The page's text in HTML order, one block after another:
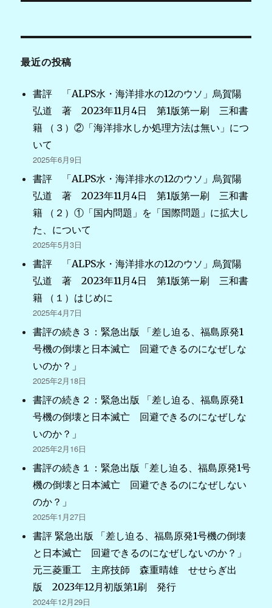
ゲ
ー
シ
ョ
ン
最近の投稿
書評 「ALPS水・海洋排水の12のウソ」烏賀陽
弘道 著 2023年11月4日 第1版第一刷 三和書
籍 （３）②「海洋排水しか処理方法は無い」につ
いて
2025年6月9日
書評 「ALPS水・海洋排水の12のウソ」烏賀陽
弘道 著 2023年11月4日 第1版第一刷 三和書
籍 （２）①「国内問題」を「国際問題」に拡大し
た、について
2025年5月3日
書評 「ALPS水・海洋排水の12のウソ」烏賀陽
弘道 著 2023年11月4日 第1版第一刷 三和書
籍 （１）はじめに
2025年4月7日
書評の続き３：緊急出版 「差し迫る、福島原発1
号機の倒壊と日本滅亡 回避できるのになぜしな
いのか？」
2025年2月18日
書評の続き２：緊急出版 「差し迫る、福島原発1
号機の倒壊と日本滅亡 回避できるのになぜしな
いのか？」
2025年2月16日
書評の続き１：緊急出版「差し迫る、福島原発1号
機の倒壊と日本滅亡 回避できるのになぜしない
のか？」
2025年1月27日
書評 緊急出版 「差し迫る、福島原発1号機の倒壊
と日本滅亡 回避できるのになぜしないのか？」
元三菱重工 主席技師 森重晴雄 せせらぎ出
版 2023年12月初版第1刷 発行
2024年12月29日